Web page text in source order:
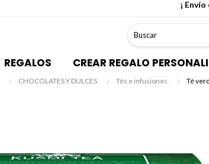
¡
REGALOS CREAR REGALO
CHOCOLATES Y DULCES Tés e infusiones Té